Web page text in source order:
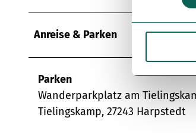
i
g
g
Anreise & Parken
Parken
Wanderparkplatz am
Tielingskamp, 27243 Harpstedt